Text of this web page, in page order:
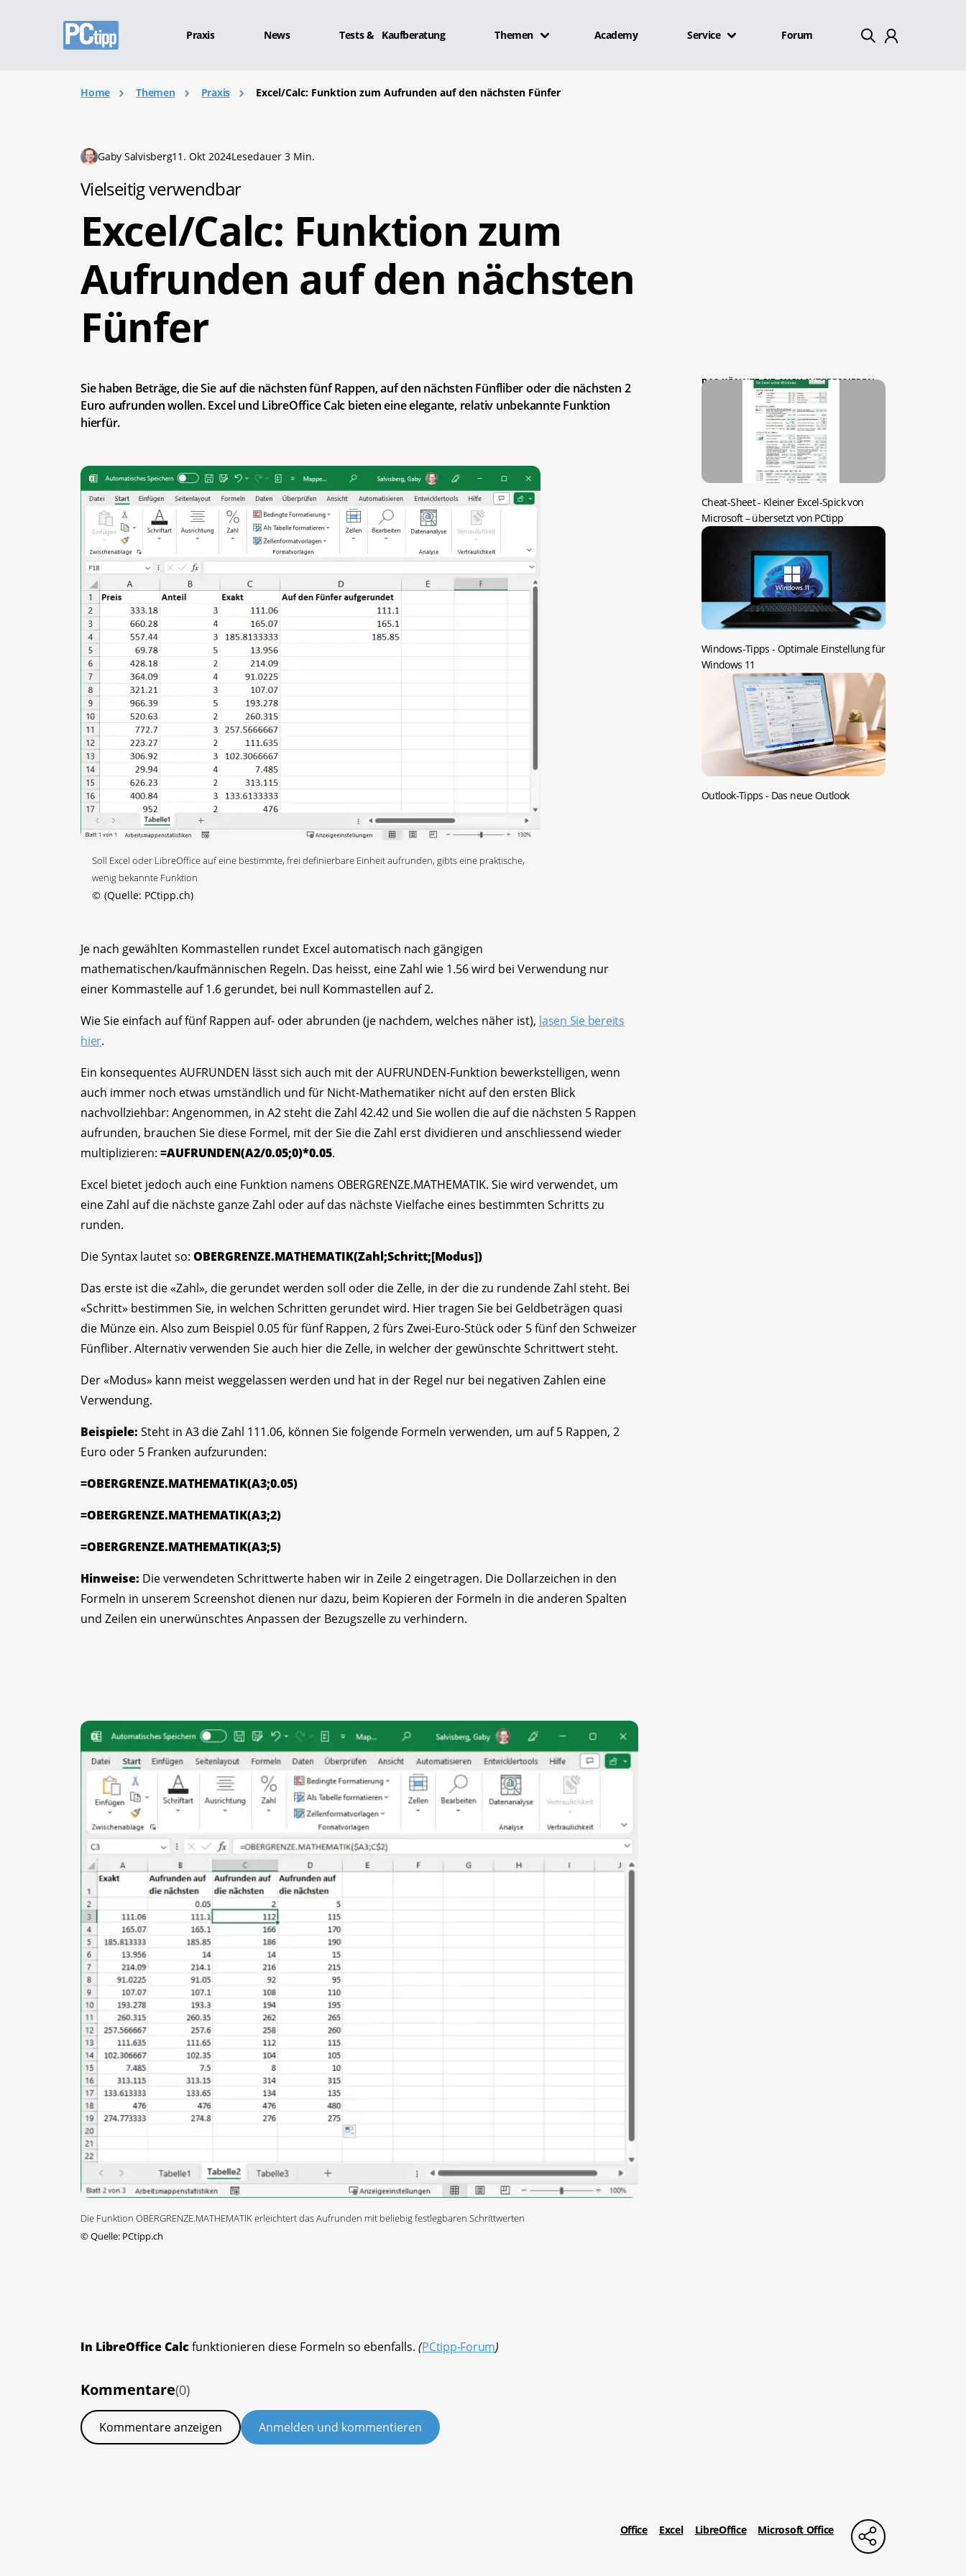
Praxis News Tests & Kaufberatung Themen Academy Service Forum
Home Themen Praxis Excel/Calc: Funktion zum Aufrunden auf den nächsten Fünfer
Gaby Salvisberg11. Okt 2024Lesedauer 3 Min.
Vielseitig verwendbar
Excel/Calc: Funktion zum
Aufrunden auf den nächsten
Fünfer
Sie haben Beträge, die Sie auf die nächsten fünf Rappen, auf den nächsten Fünfliber oder die nächsten 2
Euro aufrunden wollen. Excel und LibreOffice Calc bieten eine elegante, relativ unbekannte Funktion
hierfür.
Soll Excel oder LibreOffice auf eine bestimmte, frei definierbare Einheit aufrunden, gibts eine praktische,
wenig bekannte Funktion
© (Quelle: PCtipp.ch)
Je nach gewählten Kommastellen rundet Excel automatisch nach gängigen
mathematischen/kaufmännischen Regeln. Das heisst, eine Zahl wie 1.56 wird bei Verwendung nur
einer Kommastelle auf 1.6 gerundet, bei null Kommastellen auf 2.
Wie Sie einfach auf fünf Rappen auf- oder abrunden (je nachdem, welches näher ist), lasen Sie bereits
hier.
Ein konsequentes AUFRUNDEN lässt sich auch mit der AUFRUNDEN-Funktion bewerkstelligen, wenn
auch immer noch etwas umständlich und für Nicht-Mathematiker nicht auf den ersten Blick
nachvollziehbar: Angenommen, in A2 steht die Zahl 42.42 und Sie wollen die auf die nächsten 5 Rappen
aufrunden, brauchen Sie diese Formel, mit der Sie die Zahl erst dividieren und anschliessend wieder
multiplizieren: =AUFRUNDEN(A2/0.05;0)*0.05.
Excel bietet jedoch auch eine Funktion namens OBERGRENZE.MATHEMATIK. Sie wird verwendet, um
eine Zahl auf die nächste ganze Zahl oder auf das nächste Vielfache eines bestimmten Schritts zu
runden.
Die Syntax lautet so: OBERGRENZE.MATHEMATIK(Zahl;Schritt;[Modus])
Das erste ist die «Zahl», die gerundet werden soll oder die Zelle, in der die zu rundende Zahl steht. Bei
«Schritt» bestimmen Sie, in welchen Schritten gerundet wird. Hier tragen Sie bei Geldbeträgen quasi
die Münze ein. Also zum Beispiel 0.05 für fünf Rappen, 2 fürs Zwei-Euro-Stück oder 5 fünf den Schweizer
Fünfliber. Alternativ verwenden Sie auch hier die Zelle, in welcher der gewünschte Schrittwert steht.
Der «Modus» kann meist weggelassen werden und hat in der Regel nur bei negativen Zahlen eine
Verwendung.
Beispiele: Steht in A3 die Zahl 111.06, können Sie folgende Formeln verwenden, um auf 5 Rappen, 2
Euro oder 5 Franken aufzurunden:
=OBERGRENZE.MATHEMATIK(A3;0.05)
=OBERGRENZE.MATHEMATIK(A3;2)
=OBERGRENZE.MATHEMATIK(A3;5)
Hinweise: Die verwendeten Schrittwerte haben wir in Zeile 2 eingetragen. Die Dollarzeichen in den
Formeln in unserem Screenshot dienen nur dazu, beim Kopieren der Formeln in die anderen Spalten
und Zeilen ein unerwünschtes Anpassen der Bezugszelle zu verhindern.
Die Funktion OBERGRENZE.MATHEMATIK erleichtert das Aufrunden mit beliebig festlegbaren Schrittwerten
©Quelle: PCtipp.ch
In LibreOffice Calc funktionieren diese Formeln so ebenfalls. (PCtipp-Forum)
DAS KÖNNTE SIE AUCH INTERESSIEREN:
Cheat-Sheet - Kleiner Excel-Spick von
Microsoft – übersetzt von PCtipp
Windows-Tipps - Optimale Einstellung für
Windows 11
Outlook-Tipps - Das neue Outlook
Kommentare(0)
Kommentare anzeigen Anmelden und kommentieren
Office Excel LibreOffice Microsoft Office